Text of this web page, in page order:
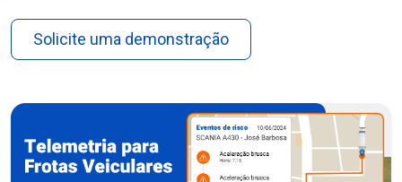
Solicite uma demonstração